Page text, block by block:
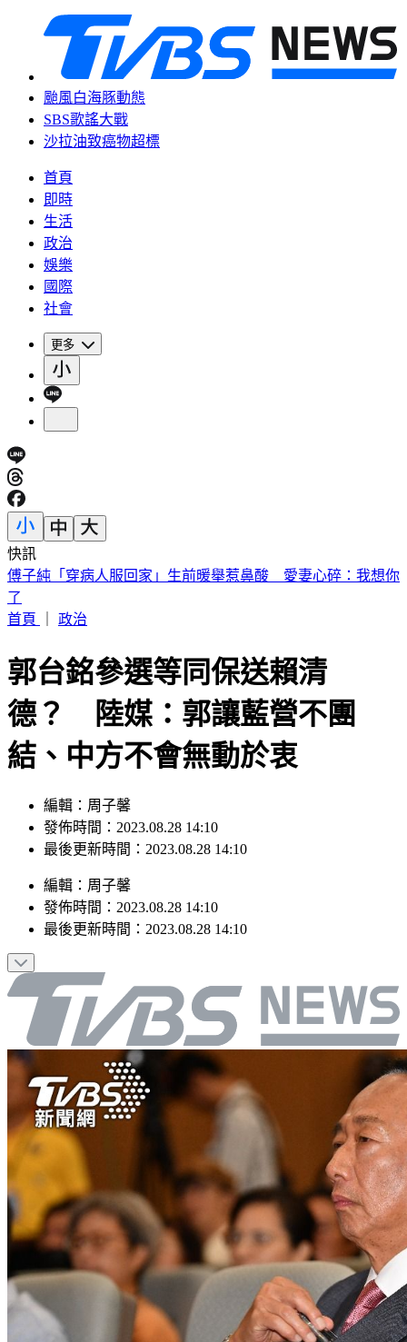
颱風白海豚動態
SBS歌謠大戰
沙拉油致癌物超標
首頁
即時
生活
政治
娛樂
國際
社會
更多
快訊
砍Gmail神功能 2027年起停止支援第三方帳號收寄信
首頁
郭台銘參選等同保送賴清
德？ 陸媒：郭讓藍營不團
結、中方不會無動於衷
發佈時間：2023.08.28 14:10
最後更新時間：2023.08.28 14:10
發佈時間：2023.08.28 14:10
最後更新時間：2023.08.28 14:10